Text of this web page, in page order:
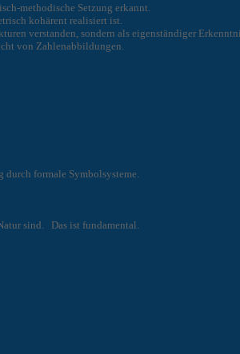
methodische Setzung erkannt.
kohärent realisiert ist.
verstanden, sondern als eigenständiger
von Zahlenabbildungen.
durch formale Symbolsysteme.
sind. Das ist fundamental.